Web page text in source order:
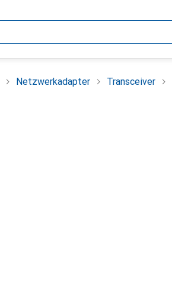
Netzwerkadapter Transceiver